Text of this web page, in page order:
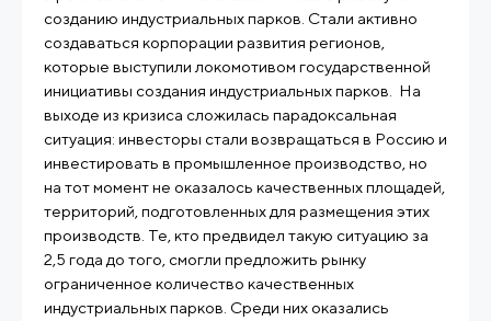
созданию индустриальных парков. Стали активно
создаваться корпорации развития регионов,
которые выступили локомотивом государственной
инициативы создания индустриальных парков. На
выходе из кризиса сложилась парадоксальная
ситуация: инвесторы стали возвращаться в Россию и
инвестировать в промышленное производство, но
на тот момент не оказалось качественных площадей,
территорий, подготовленных для размещения этих
производств. Те, кто предвидел такую ситуацию за
2,5 года до того, смогли предложить рынку
ограниченное количество качественных
индустриальных парков. Среди них оказались